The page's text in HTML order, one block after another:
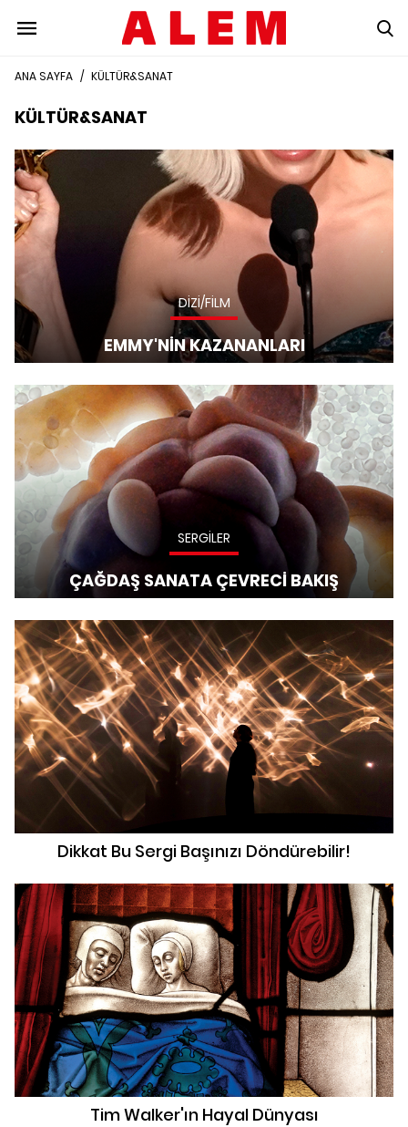
ANA SAYFA / KÜLTÜR&SANAT
KÜLTÜR&SANAT
DİZİ/FİLM
EMMY'NİN KAZANANLARI
SERGİLER
ÇAĞDAŞ SANATA ÇEVRECİ BAKIŞ
Dikkat Bu Sergi Başınızı Döndürebilir!
Tim Walker'ın Hayal Dünyası